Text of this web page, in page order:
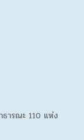
ธารณะ 110 แห่ง